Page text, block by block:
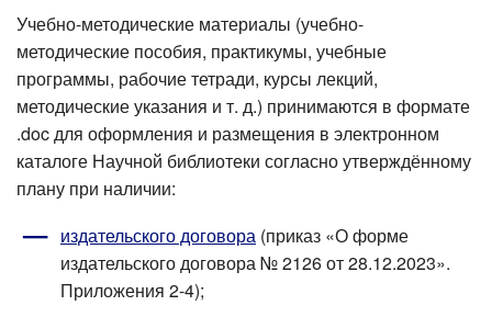
Учебно-методические материалы (учебно-
методические пособия, практикумы, учебные
программы, рабочие тетради, курсы лекций,
методические указания и т. д.) принимаются в формате
.doc для оформления и размещения в электронном
каталоге Научной библиотеки согласно утверждённому
плану при наличии:
издательского договора (приказ «О форме
издательского договора № 2126 от 28.12.2023».
Приложения 2-4);